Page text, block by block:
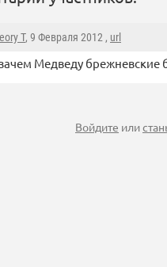
T, 9 Февраля 2012 , url
Медведу брежневские
Войдите или